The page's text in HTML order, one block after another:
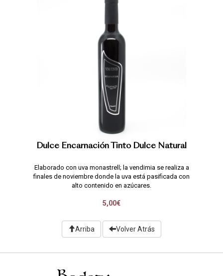
Dulce Encarnación Tinto Dulce Natural
Elaborado con uva monastrell; la vendimia se realiza a
finales de noviembre donde la uva está pasificada con
alto contenido en azúcares.
5,00€
Arriba Volver Atrás